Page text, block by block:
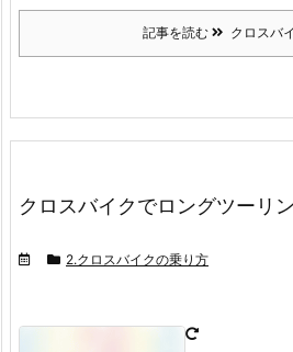
記事を読む クロスバ
クロスバイクでロングツーリ
2.クロスバイクの乗り方